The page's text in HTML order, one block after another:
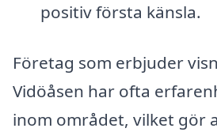
positiv första känsla.
Företag som erbjuder
Vidöåsen har ofta
inom området, vilket gör